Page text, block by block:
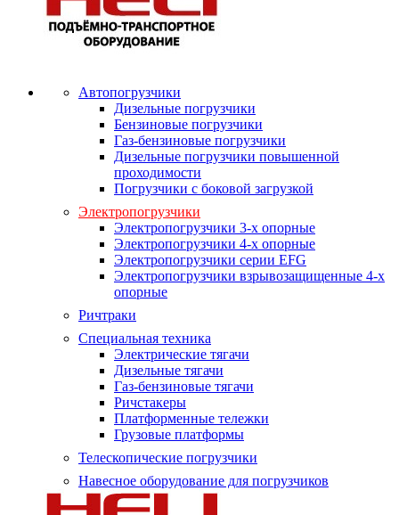
Автопогрузчики
Дизельные погрузчики
Бензиновые погрузчики
Газ-бензиновые погрузчики
Дизельные погрузчики повышенной
проходимости
Погрузчики с боковой загрузкой
Электропогрузчики
Электропогрузчики 3-х опорные
Электропогрузчики 4-х опорные
Электропогрузчики серии EFG
Электропогрузчики взрывозащищенные 4-х
опорные
Ричтраки
Специальная техника
Электрические тягачи
Дизельные тягачи
Газ-бензиновые тягачи
Ричстакеры
Платформенные тележки
Грузовые платформы
Телескопические погрузчики
Навесное оборудование для погрузчиков